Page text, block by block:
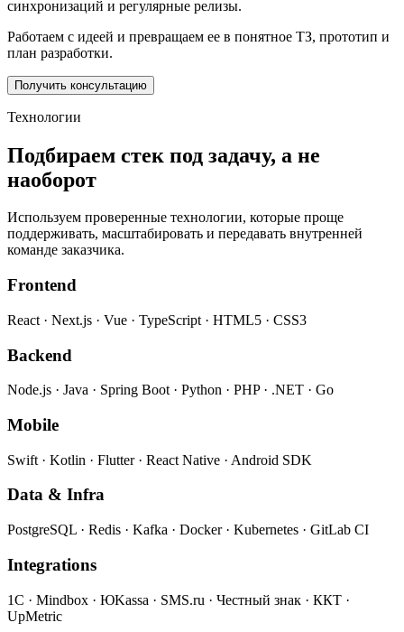
синхронизаций и регулярные релизы.
Работаем с идеей и превращаем ее в понятное ТЗ, прототип и
план разработки.
Получить консультацию
Технологии
Подбираем стек под задачу, а не
наоборот
Используем проверенные технологии, которые проще
поддерживать, масштабировать и передавать внутренней
команде заказчика.
Frontend
React · Next.js · Vue · TypeScript · HTML5 · CSS3
Backend
Node.js · Java · Spring Boot · Python · PHP · .NET · Go
Mobile
Swift · Kotlin · Flutter · React Native · Android SDK
Data & Infra
PostgreSQL · Redis · Kafka · Docker · Kubernetes · GitLab CI
Integrations
1С · Mindbox · ЮKassa · SMS.ru · Честный знак · ККТ ·
UpMetric